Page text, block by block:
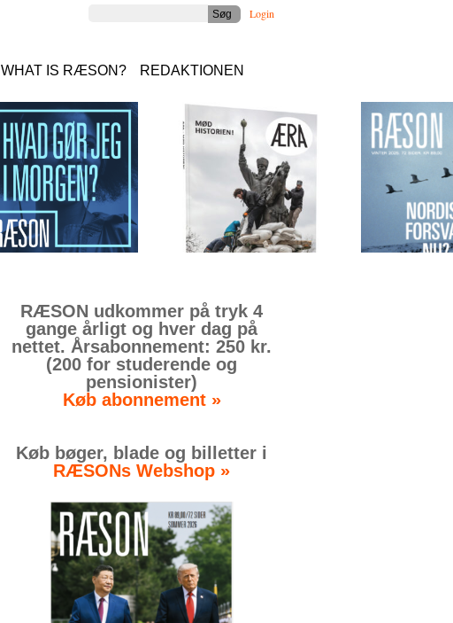
Login
WHAT IS RÆSON? REDAKTIONEN
RÆSON udkommer på tryk 4
gange årligt og hver dag på
nettet. Årsabonnement: 250 kr.
(200 for studerende og
pensionister)
Køb abonnement »
Køb bøger, blade og billetter i
RÆSONs Webshop »